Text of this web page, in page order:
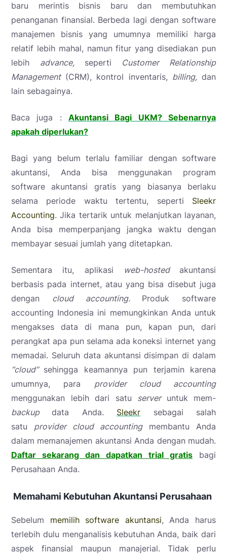
baru merintis bisnis baru dan membutuhkan
penanganan finansial. Berbeda lagi dengan software
manajemen bisnis yang umumnya memiliki harga
relatif lebih mahal, namun fitur yang disediakan pun
lebih advance, seperti Customer Relationship
Management (CRM), kontrol inventaris, billing,dan
lain sebagainya.
Baca juga : Akuntansi Bagi UKM? Sebenarnya
apakah diperlukan?
Bagi yang belum terlalu familiar dengan software
akuntansi, Anda bisa menggunakan program
software akuntansi gratis
yang biasanya berlaku
selama periode waktu tertentu, seperti Sleekr
Accounting. Jika tertarik untuk melanjutkan layanan,
Anda bisa memperpanjang jangka waktu dengan
membayar sesuai jumlah yang ditetapkan.
Sementara itu, aplikasi web-hosted akuntansi
berbasis pada internet, atau yang bisa disebut juga
dengan cloud accounting. Produk software
accounting Indonesia ini memungkinkan Anda untuk
mengakses data di mana pun, kapan pun, dari
perangkat apa pun selama ada koneksi internet yang
memadai. Seluruh data akuntansi disimpan di dalam
“cloud” sehingga keamannya pun terjamin karena
umumnya, para provider cloud accounting
menggunakan lebih dari satu server untuk mem-
backupdata Anda. Sleekr sebagai salah
satu provider cloud accountingmembantu Anda
dalam memanajemen akuntansi Anda dengan mudah.
Daftar sekarang dan dapatkan trial gratis bagi
Perusahaan Anda.
Memahami Kebutuhan Akuntansi Perusahaan
Sebelum memilih software akuntansi, Anda harus
terlebih dulu menganalisis kebutuhan Anda, baik dari
aspek finansial maupun manajerial. Tidak perlu